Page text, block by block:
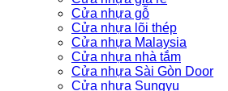
Cửa nhựa gỗ
Cửa nhựa lõi thép
Cửa nhựa Malaysia
Cửa nhựa nhà tắm
Cửa nhựa Sài Gòn Door
Cửa nhựa Sungyu